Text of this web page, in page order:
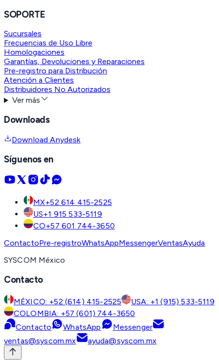
SOPORTE
Sucursales
Frecuencias de Uso Libre
Homologaciones
Garantías, Devoluciones y Reparaciones
Pre-registro para Distribución
Atención a Clientes
Distribuidores No Autorizados
Ver más
Downloads
Download Anydesk
Síguenos en
MX+52 614 415-2525
US+1 915 533-5119
CO+57 601 744-3650
ContactoPre-registroWhatsAppMessengerVentasAyuda
SYSCOM México
Contacto
MÉXICO: +52 (614) 415-2525
USA: +1 (915) 533-5119
COLOMBIA: +57 (601) 744-3650
Contacto
WhatsApp
Messenger
ventas@syscom.mx
ayuda@syscom.mx